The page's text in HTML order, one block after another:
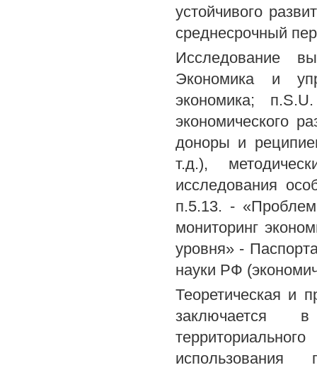
устойчивого
среднесрочный
Исследование
Экономика и
экономика;
экономического
доноры и
т.д.),
исследования
п.5.13. -
мониторинг
уровня» -
науки РФ
Теоретическая и
заключается в